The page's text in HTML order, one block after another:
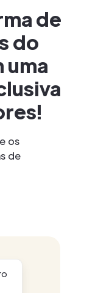
de
do
uma
os
de